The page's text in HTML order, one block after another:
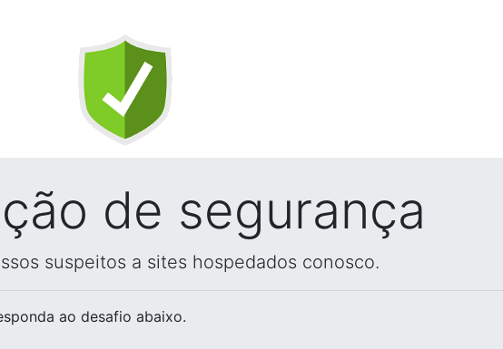
de segurança
suspeitos a sites hospedados conosco.
ao desafio abaixo.